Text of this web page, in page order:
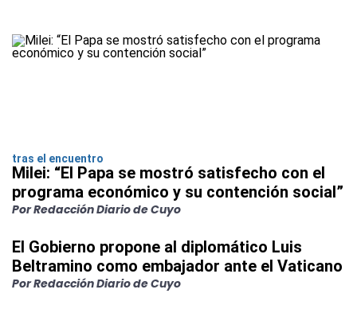
tras el encuentro
Milei: “El Papa se mostró satisfecho con el
programa económico y su contención social”
Por Redacción Diario de Cuyo
El Gobierno propone al diplomático Luis
Beltramino como embajador ante el Vaticano
Por Redacción Diario de Cuyo